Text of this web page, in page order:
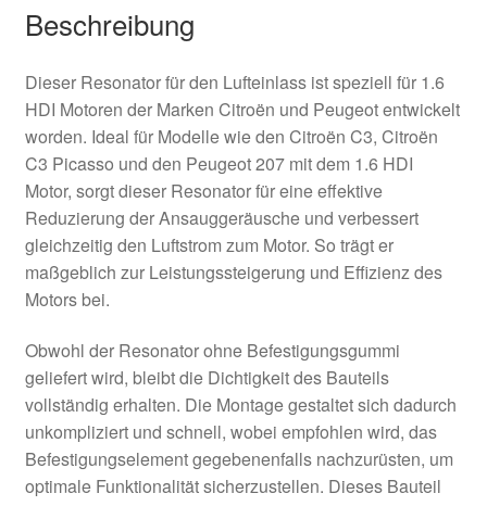
Beschreibung
Dieser Resonator für den Lufteinlass ist speziell für 1.6
HDI Motoren der Marken Citroën und Peugeot entwickelt
worden. Ideal für Modelle wie den Citroën C3, Citroën
C3 Picasso und den Peugeot 207 mit dem 1.6 HDI
Motor, sorgt dieser Resonator für eine effektive
Reduzierung der Ansauggeräusche und verbessert
gleichzeitig den Luftstrom zum Motor. So trägt er
maßgeblich zur Leistungssteigerung und Effizienz des
Motors bei.
Obwohl der Resonator ohne Befestigungsgummi
geliefert wird, bleibt die Dichtigkeit des Bauteils
vollständig erhalten. Die Montage gestaltet sich dadurch
unkompliziert und schnell, wobei empfohlen wird, das
Befestigungselement gegebenenfalls nachzurüsten, um
optimale Funktionalität sicherzustellen. Dieses Bauteil